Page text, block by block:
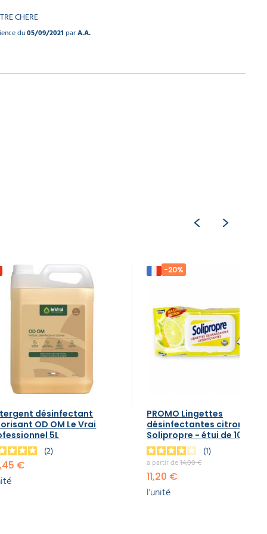
désinfectant
OD OM Le Vrai
5L
2
€
-20%
PROMO Lingettes
désinfectantes citron
Solipropre - étui de 100
1
a partir de14,00 €
11,20 €
l'unité
CHERE
du05/09/2021 parA.A.